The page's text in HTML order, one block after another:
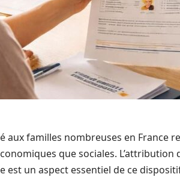
aux familles nombreuses en France
que sociales. L’attribution
est un aspect essentiel de ce